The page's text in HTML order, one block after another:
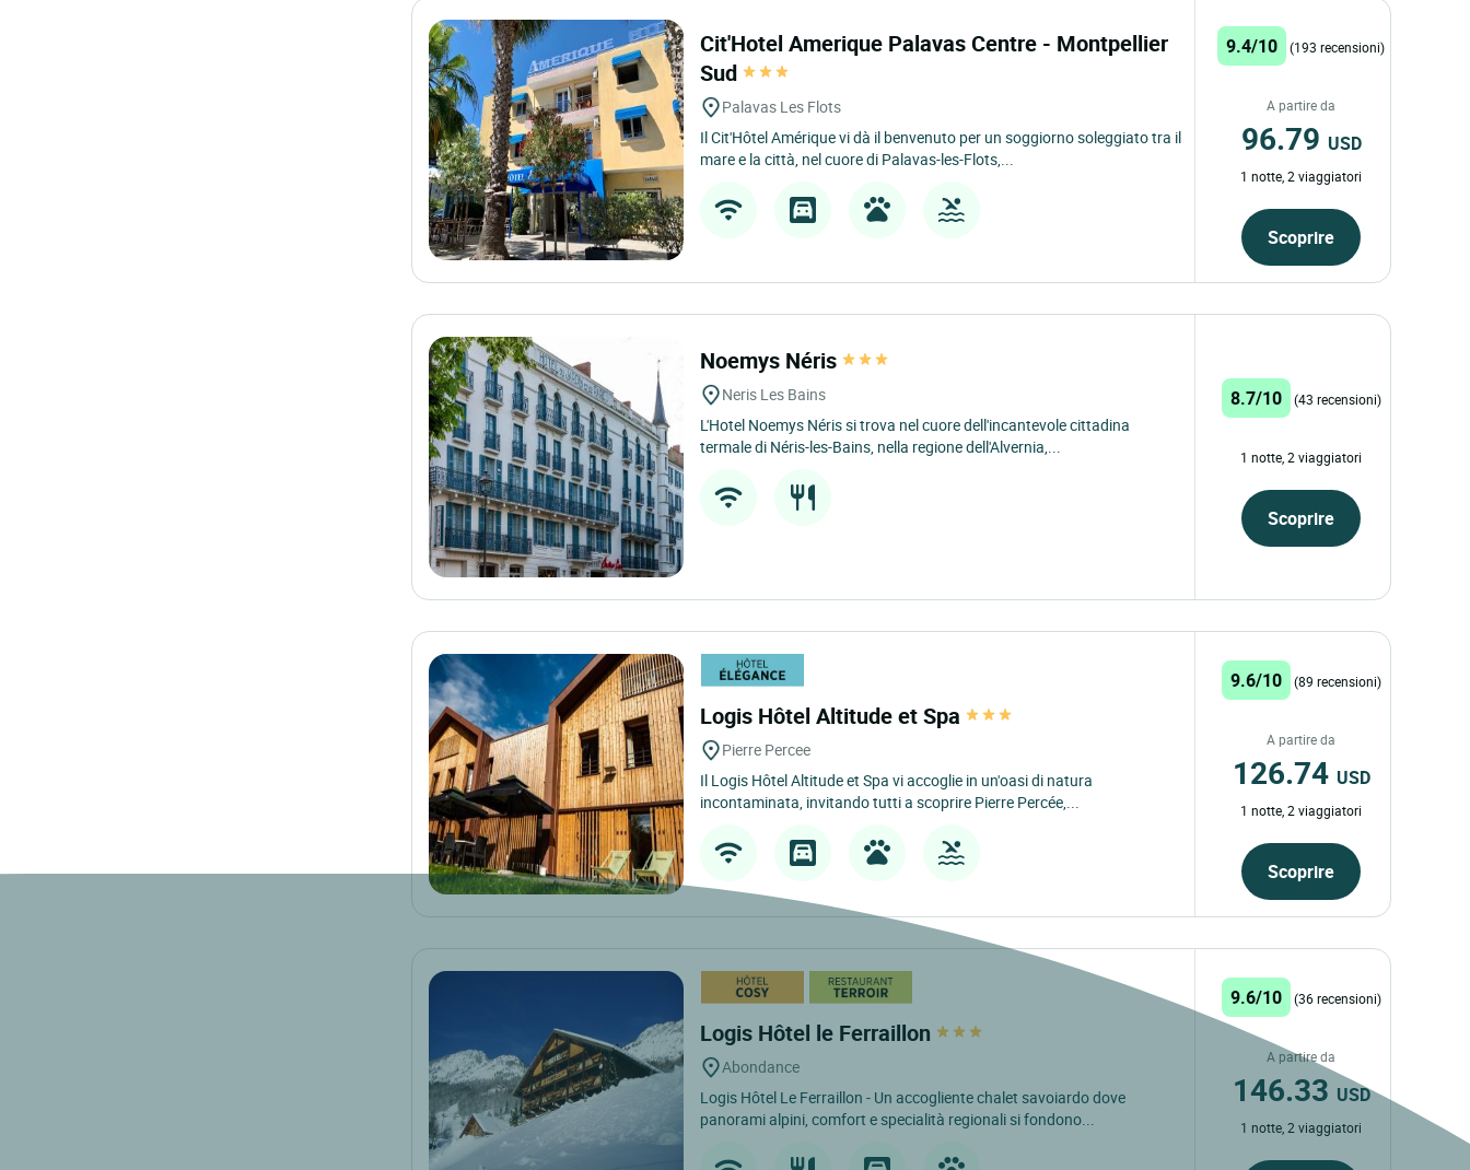
Cit'Hotel Amerique Palavas Centre - Montpellier
Sud
Palavas Les Flots
Il Cit'Hôtel Amérique vi dà il benvenuto per un soggiorno soleggiato tra il
mare e la città, nel cuore di Palavas-les-Flots,...
9.4/10 (193 recensioni)
A partire da
96.79 USD
1 notte, 2 viaggiatori
Scoprire
Noemys Néris
Neris Les Bains
L'Hotel Noemys Néris si trova nel cuore dell'incantevole cittadina
termale di Néris-les-Bains, nella regione dell'Alvernia,...
8.7/10 (43 recensioni)
1 notte, 2 viaggiatori
Scoprire
Logis Hôtel Altitude et Spa
Pierre Percee
Il Logis Hôtel Altitude et Spa vi accoglie in un'oasi di natura
incontaminata, invitando tutti a scoprire Pierre Percée,...
9.6/10 (89 recensioni)
A partire da
126.74 USD
1 notte, 2 viaggiatori
Scoprire
Logis Hôtel le Ferraillon
Abondance
Logis Hôtel Le Ferraillon - Un accogliente chalet savoiardo dove
panorami alpini, comfort e specialità regionali si fondono...
9.6/10 (36 recensioni)
A partire da
146.33 USD
1 notte, 2 viaggiatori